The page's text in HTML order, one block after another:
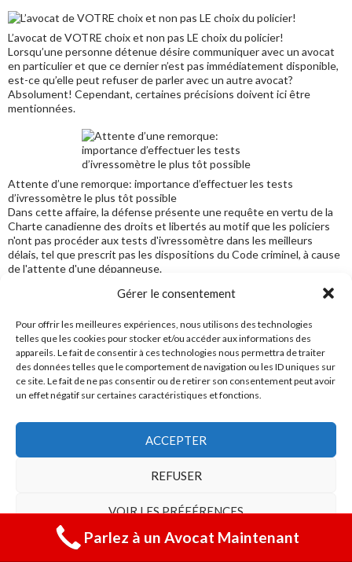
Gérer le consentement
Pour offrir les meilleures expériences, nous utilisons des technologies
telles que les cookies pour stocker et/ou accéder aux informations des
appareils. Le fait de consentir à ces technologies nous permettra de traiter
des données telles que le comportement de navigation ou les ID uniques sur
ce site. Le fait de ne pas consentir ou de retirer son consentement peut avoir
un effet négatif sur certaines caractéristiques et fonctions.
ACCEPTER
REFUSER
VOIR LES PRÉFÉRENCES
Politique de cookies Déclaration de confidentialité
L’avocat de VOTRE choix et non pas LE choix du policier!
Lorsqu’une personne détenue désire communiquer avec un avocat
en particulier et que ce dernier n’est pas immédiatement disponible,
est-ce qu’elle peut refuser de parler avec un autre avocat?
Absolument! Cependant, certaines précisions doivent ici être
mentionnées.
Attente d’une remorque: importance d’effectuer les tests
d’ivressomètre le plus tôt possible
Dans cette affaire, la défense présente une requête en vertu de la
Charte canadienne des droits et libertés au motif que les policiers
n'ont pas procéder aux tests d'ivressomètre dans les meilleurs
délais, tel que prescrit pas les dispositions du Code criminel, à cause
de l'attente d'une dépanneuse.
La suspension de 90 jours et l’antidémarreur
Suite à une arrestation pour conduite avec les facultés affaiblies ou
garde et contrôle, la SAAQ suspendra votre permis de conduire pour
une période de 90 jours, effectif dès votre arrestation. Dans le cas
d'une condamnation pour une première infraction, votre permis sera
révoqué par la SAAQ, pour une période …
Jugement: arrêt des procédures pour délais déraisonnables (2 ans)
La Juge prononce l'arrêt des procédures dans un dossier de facultés
refus d'obtempérer (refus de souffler). Les motifs de cette décision
est à l'effet que l'accusé n'a pas bénéficier d'un procès dans un délai
raisonnable. Entre le moment de sa comparution et …
Parlez à un Avocat Maintenant